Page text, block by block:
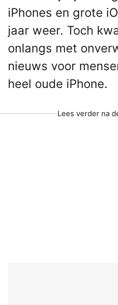
iPhones en grote
jaar weer. Toch
onlangs met
nieuws voor
heel oude iPhone.
Lees verder na